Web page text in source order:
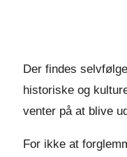
Der findes
historiske og
venter på at blive
For ikke at